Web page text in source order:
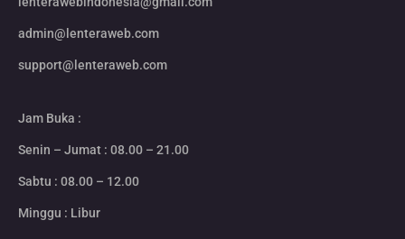
admin@lenteraweb.com
support@lenteraweb.com
Jam Buka :
Senin – Jumat : 08.00 – 21.00
Sabtu : 08.00 – 12.00
Minggu : Libur